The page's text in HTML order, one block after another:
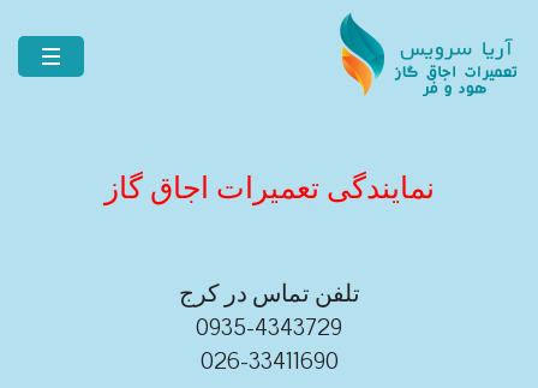
نمایندگی تعمیرات اجاق گاز
تلفن تماس در کرج
0935-4343729
026-33411690